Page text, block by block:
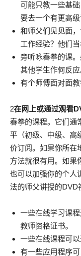
可能只教一些基
要去一个有更高级
和师父们见见面
工作经验？他们
旁听咏春拳的课
其他学生作何反应
有个师傅面对面教
2在网上或通过观看
春拳的课程。它们通
平（初级、中级、高
价订阅。如果你所在
方法就很有用。如果
也可以加强你的个人
法的师父讲授的DVD
一些在线学习课
教师资格证书。
一些在线课程可
有一些应用程序